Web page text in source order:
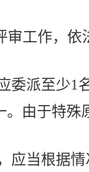
工作，依
委派至少1
由于特殊
应当根据